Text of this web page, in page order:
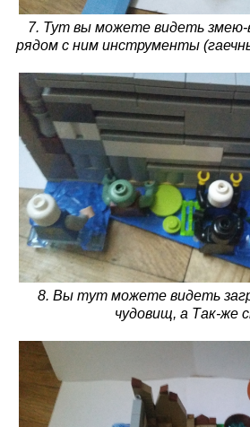
7. Тут вы можете видеть змею-
рядом с ним инструменты
8. Вы тут можете видеть
чудовищ, а Так-же